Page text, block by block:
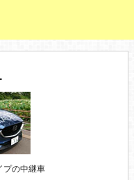
プの中継車